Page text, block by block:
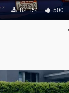
82 154 500